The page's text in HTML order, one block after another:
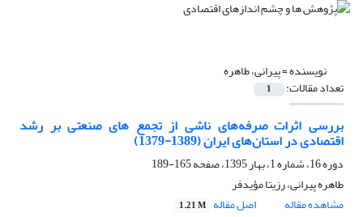
نویسنده =پیرانی، طاهره
تعداد مقالات: 1
بررسی اثرات صرفه‌های ناشی از تجمع های صنعتی بر رشد
اقتصادی در استان‌های ایران (1389-1379)
دوره 16، شماره 1، بهار 1395، صفحه
165-189
طاهره پیرانی، رزیتا مؤیدفر
مشاهده مقاله
اصل مقاله 1.21 M